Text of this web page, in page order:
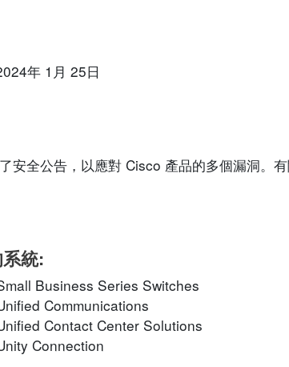
年 1月 25日
安全公告，以應對 Cisco 產品的多個漏洞。
統:
Business Series Switches
Communications
Contact Center Solutions
Connection